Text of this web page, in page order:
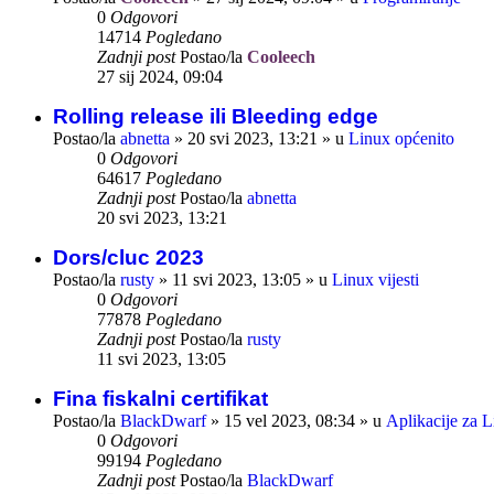
0 Odgovori
14714 Pogledano
Zadnji postPostao/la Cooleech
27 sij 2024, 09:04
Rolling release ili Bleeding edge
Postao/la abnetta » 20 svi 2023, 13:21 » u Linux općenito
0 Odgovori
64617 Pogledano
Zadnji postPostao/la abnetta
20 svi 2023, 13:21
Dors/cluc 2023
Postao/la rusty » 11 svi 2023, 13:05 » u Linux vijesti
0 Odgovori
77878 Pogledano
Zadnji postPostao/la rusty
11 svi 2023, 13:05
Fina fiskalni certifikat
Postao/la BlackDwarf» 15 vel 2023, 08:34 » u Aplikacije za
0 Odgovori
99194 Pogledano
Zadnji postPostao/la BlackDwarf